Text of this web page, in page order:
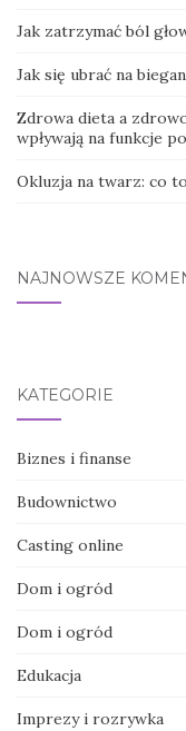
Jak zatrzymać ból
Jak się ubrać na
Zdrowa dieta a
wpływają na funkcje
Okluzja na twarz: co
NAJNOWSZE
KATEGORIE
Biznes i finanse
Budownictwo
Casting online
Dom i ogród
Dom i ogród
Edukacja
Imprezy i rozrywka